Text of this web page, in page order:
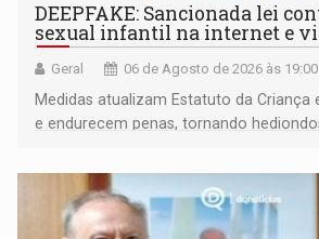
DEEPFAKE: Sancionada lei
sexual infantil na internet e
Geral 06 de Agosto de 2026 às 19:00
Medidas atualizam Estatuto da Criança
e endurecem penas, tornando